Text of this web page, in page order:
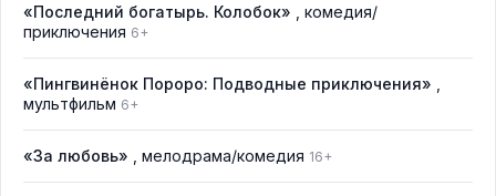
«Последний богатырь. Колобок»
, комедия/
приключения 6+
«Пингвинёнок Пороро: Подводные приключения»
мультфильм 6+
«За любовь» , мелодрама/комедия 16+